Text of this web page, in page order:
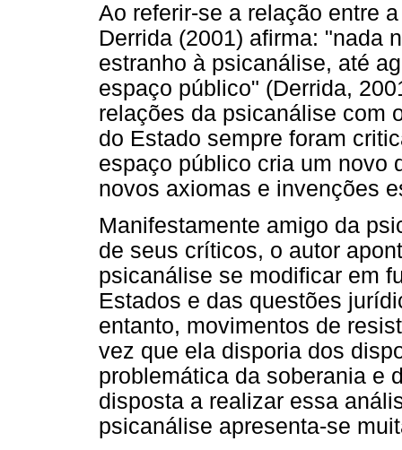
Ao referir-se a relação entre
Derrida (2001) afirma: "nada
estranho à psicanálise, até
espaço público" (Derrida,
relações da psicanálise com
do Estado sempre foram
espaço público cria um novo
novos axiomas e invenções
Manifestamente amigo da
de seus críticos, o autor
psicanálise se modificar em
Estados e das questões
entanto, movimentos de
vez que ela disporia dos
problemática da soberania e
disposta a realizar essa
psicanálise apresenta-se